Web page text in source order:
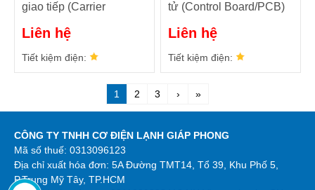
giao tiếp (Carrier
V1.3 CEPL130517-01
Liên hệ
Tiết kiệm điện:
tử (Control Board/PCB)
Liên hệ
Tiết kiệm điện:
1 2 3 › »
CÔNG TY TNHH CƠ ĐIỆN LẠNH GIÁP PHONG
Mã số thuế: 0313096123
Địa chỉ xuất hóa đơn: 5A Đường TMT14, Tổ 39, Khu Phố 5,
P.Trung Mỹ Tây, TP.HCM